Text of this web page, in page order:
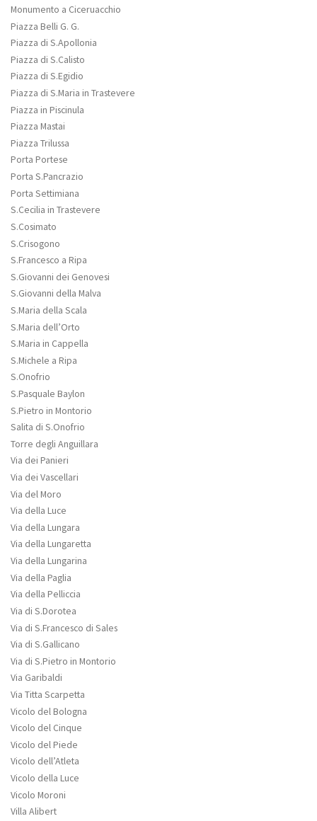
Monumento a Ciceruacchio
Piazza Belli G. G.
Piazza di S.Apollonia
Piazza di S.Calisto
Piazza di S.Egidio
Piazza di S.Maria in Trastevere
Piazza in Piscinula
Piazza Mastai
Piazza Trilussa
Porta Portese
Porta S.Pancrazio
Porta Settimiana
S.Cecilia in Trastevere
S.Cosimato
S.Crisogono
S.Francesco a Ripa
S.Giovanni dei Genovesi
S.Giovanni della Malva
S.Maria della Scala
S.Maria dell’Orto
S.Maria in Cappella
S.Michele a Ripa
S.Onofrio
S.Pasquale Baylon
S.Pietro in Montorio
Salita di S.Onofrio
Torre degli Anguillara
Via dei Panieri
Via dei Vascellari
Via del Moro
Via della Luce
Via della Lungara
Via della Lungaretta
Via della Lungarina
Via della Paglia
Via della Pelliccia
Via di S.Dorotea
Via di S.Francesco di Sales
Via di S.Gallicano
Via di S.Pietro in Montorio
Via Garibaldi
Via Titta Scarpetta
Vicolo del Bologna
Vicolo del Cinque
Vicolo del Piede
Vicolo dell’Atleta
Vicolo della Luce
Vicolo Moroni
Villa Alibert